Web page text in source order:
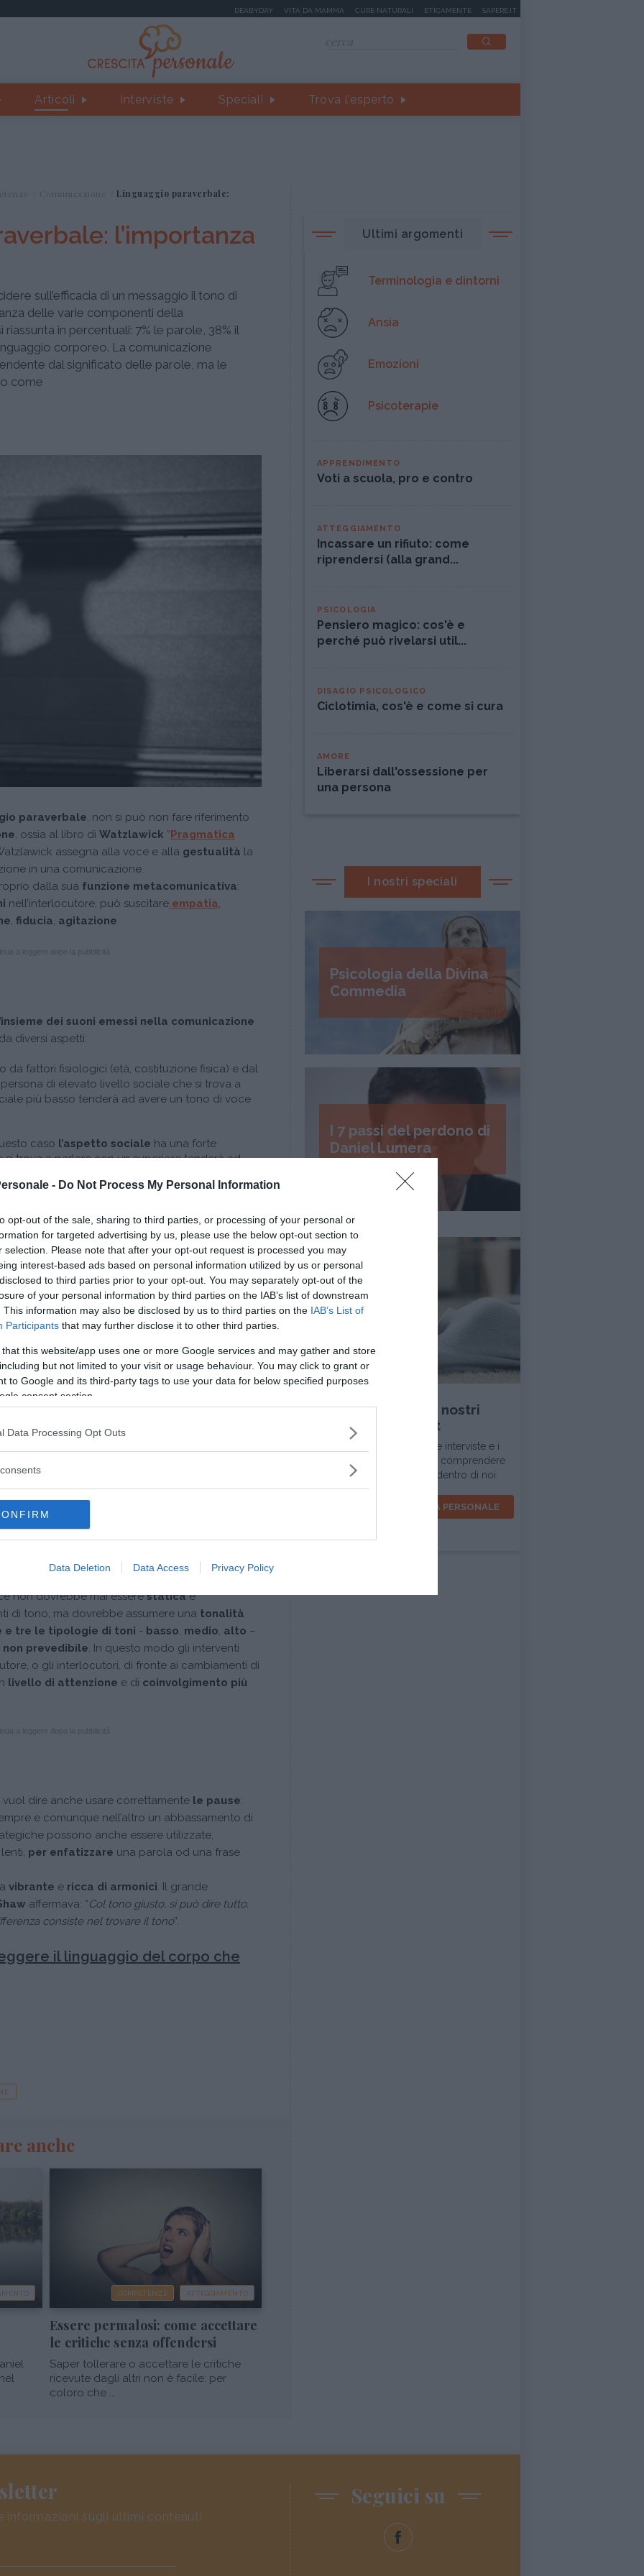
- Do Not Process My Personal Information
opt-out of the sale, sharing to third parties, or processing of your personal or
for targeted advertising by us, please use the below opt-out section to
selection. Please note that after your opt-out request is processed you may
interest-based ads based on personal information utilized by us or personal
to third parties prior to your opt-out. You may separately opt-out of the
of your personal information by third parties on the IAB’s list of downstream
This information may also be disclosed by us to third parties on the IAB’s List of
Participants that may further disclose it to other third parties.
that this website/app uses one or more Google services and may gather and store
but not limited to your visit or usage behaviour. You may click to grant or
to Google and its third-party tags to use your data for below specified purposes
consent section.
Data Processing Opt Outs
Data Deletion Data Access Privacy Policy
DEABYDAY VITA DA MAMMA CURE NATURALI ETICAMENTE SAPERE.IT
Articoli Interviste Speciali Trova l'esperto
Linguaggio paraverbale:
l’importanza
sull’efficacia di un messaggio il tono di
delle varie componenti della
in percentuali: 7% le parole, 38% il
corporeo. La comunicazione
dal significato delle parole, ma le
come
paraverbale , non si può non fare riferimento
, ossia al libro di Watzlawick “Pragmatica
assegna alla voce e alla gestualità la
in una comunicazione.
dalla sua funzione metacomunicativa:
nell’interlocutore, può suscitare empatia
fiducia agitazione
dei suoni emessi nella comunicazione
diversi aspetti:
da fattori fisiologici (età, costituzione fisica) e dal
di elevato livello sociale che si trova a
più basso tenderà ad avere un tono di voce
caso l’aspetto sociale ha una forte
trova a parlare con un superiore tenderà ad
bassa rispetto al normale;
ad un ritmo lento per esempio, inserendo delle
e magari anche abbassando leggermente il
di solennità a ciò che si dice rispetto all’utilizzo
del ritmo nel linguaggio paraverbale va
delle pause.
del linguaggio paraverbale e le sue
spesso fortementeambivalenti e soprattutto
gli
contatto tra le persone
uso efficace della voce
errori che si commettono sottovalutando
Innanzitutto di solito o il
costantemente troppo alto, altri errori che
non persuasoria sono la
di intensità tonale
pause.
della voce sta nel fatto di
trasmettere
non dovrebbe mai esserestaticae
di tono, ma dovrebbe assumere una tonalità
e tre le tipologie di toni - basso medio alto –
non prevedibile . In questo modo gli interventi
o gli interlocutori, di fronte ai cambiamenti di
livello di attenzione e di coinvolgimento più
dire anche usare correttamente le pause:
e comunque nell’altro un abbassamento di
possono anche essere utilizzate,
per enfatizzare una parola od una frase
vibrante e ricca di armonici . Il grande
affermava: “Col tono giusto, si può dire tutto.
consiste nel trovare il tono”.
il linguaggio del corpo che
anche
COMPETENZE ATTEGGIAMENTO
Essere permalosi: come accettare
le critiche senza offendersi
Saper tollerare o accettare le critiche
ricevute dagli altri non è facile: per
coloro che ...
Ultimi argomenti
Terminologia e dintorni
Ansia
Emozioni
Psicoterapie
APPRENDIMENTO
Voti a scuola, pro e contro
ATTEGGIAMENTO
Incassare un rifiuto: come
riprendersi (alla grand...
PSICOLOGIA
Pensiero magico: cos'è e
perché può rivelarsi util...
DISAGIO PSICOLOGICO
Ciclotimia, cos'è e come si cura
AMORE
Liberarsi dall'ossessione per
una persona
I nostri speciali
Psicologia della Divina
Commedia
I 7 passi del perdono di
Daniel Lumera
INTERVISTA
Ascolta tutti i nostri
podcast
In questa sezione trovi le interviste e i
dialoghi d'ispirazione per comprendere
la realtà intorno a noi e dentro di noi.
VOCI PER LA CRESCITA PERSONALE
informazioni sugli ultimi contenuti
Seguici su